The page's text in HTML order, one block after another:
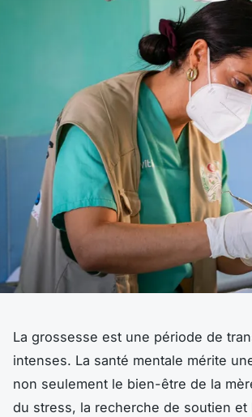
La grossesse est une période de
intenses. La santé mentale mérite
non seulement le bien-être de la
du stress, la recherche de soutien